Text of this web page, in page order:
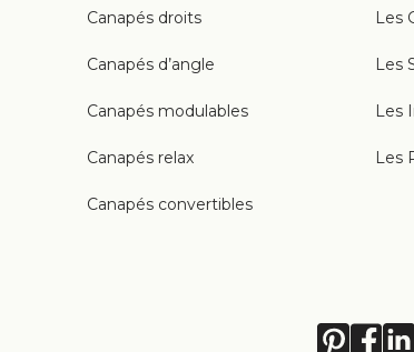
Canapés droits
Canapés d’angle
Canapés modulables
Canapés relax
Canapés convertibles
Les
Les
Les
Les